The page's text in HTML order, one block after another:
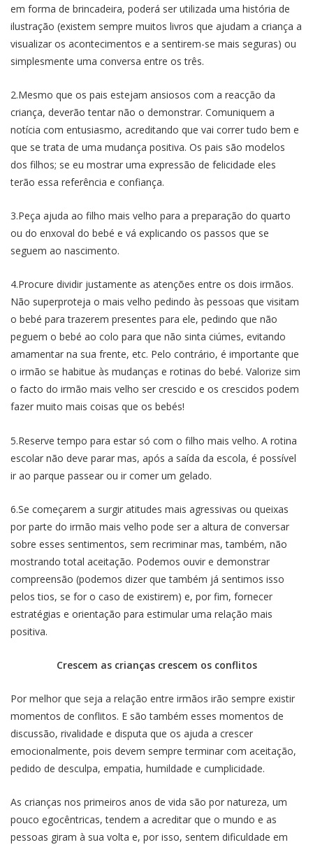
em forma de brincadeira, poderá ser utilizada uma história de
ilustração (existem sempre muitos livros que ajudam a criança a
visualizar os acontecimentos e a sentirem-se mais seguras) ou
simplesmente uma conversa entre os três.
2.Mesmo que os pais estejam ansiosos com a reacção da
criança, deverão tentar não o demonstrar. Comuniquem a
notícia com entusiasmo, acreditando que vai correr tudo bem e
que se trata de uma mudança positiva. Os pais são modelos
dos filhos; se eu mostrar uma expressão de felicidade eles
terão essa referência e confiança.
3.Peça ajuda ao filho mais velho para a preparação do quarto
ou do enxoval do bebé e vá explicando os passos que se
seguem ao nascimento.
4.Procure dividir justamente as atenções entre os dois irmãos.
Não superproteja o mais velho pedindo às pessoas que visitam
o bebé para trazerem presentes para ele, pedindo que não
peguem o bebé ao colo para que não sinta ciúmes, evitando
amamentar na sua frente, etc. Pelo contrário, é importante que
o irmão se habitue às mudanças e rotinas do bebé. Valorize sim
o facto do irmão mais velho ser crescido e os crescidos podem
fazer muito mais coisas que os bebés!
5.Reserve tempo para estar só com o filho mais velho. A rotina
escolar não deve parar mas, após a saída da escola, é possível
ir ao parque passear ou ir comer um gelado.
6.Se começarem a surgir atitudes mais agressivas ou queixas
por parte do irmão mais velho pode ser a altura de conversar
sobre esses sentimentos, sem recriminar mas, também, não
mostrando total aceitação. Podemos ouvir e demonstrar
compreensão (podemos dizer que também já sentimos isso
pelos tios, se for o caso de existirem) e, por fim, fornecer
estratégias e orientação para estimular uma relação mais
positiva.
Crescem as crianças crescem os conflitos
Por melhor que seja a relação entre irmãos irão sempre existir
momentos de conflitos. E são também esses momentos de
discussão, rivalidade e disputa que os ajuda a crescer
emocionalmente, pois devem sempre terminar com aceitação,
pedido de desculpa, empatia, humildade e cumplicidade.
As crianças nos primeiros anos de vida são por natureza, um
pouco egocêntricas, tendem a acreditar que o mundo e as
pessoas giram à sua volta e, por isso, sentem dificuldade em